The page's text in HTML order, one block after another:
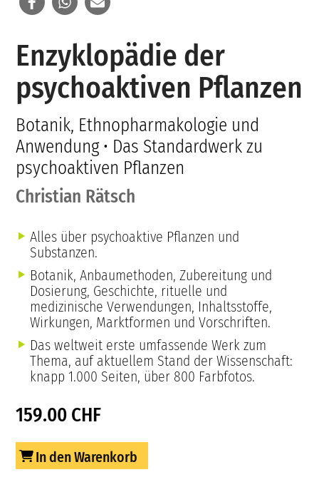
Enzyklopädie der
psychoaktiven Pflanzen
Botanik, Ethnopharmakologie und
Anwendung • Das Standardwerk zu
psychoaktiven Pflanzen
Christian Rätsch
Alles über psychoaktive Pflanzen und
Substanzen.
Botanik, Anbaumethoden, Zubereitung und
Dosierung, Geschichte, rituelle und
medizinische Verwendungen, Inhaltsstoffe,
Wirkungen, Marktformen und Vorschriften.
Das weltweit erste umfassende Werk zum
Thema, auf aktuellem Stand der Wissenschaft:
knapp 1.000 Seiten, über 800 Farbfotos.
159.00 CHF
In den Warenkorb